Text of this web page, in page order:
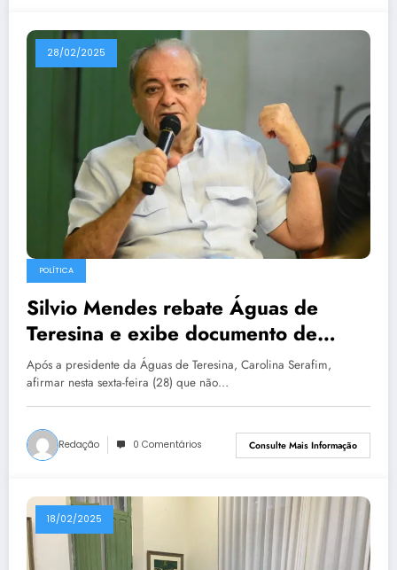
28/02/2025
POLÍTICA
Silvio Mendes rebate Águas de
Teresina e exibe documento de
acordo
Após a presidente da Águas de Teresina, Carolina Serafim,
afirmar nesta sexta-feira (28) que não…
Redação 0 Comentários Consulte Mais Informação
18/02/2025